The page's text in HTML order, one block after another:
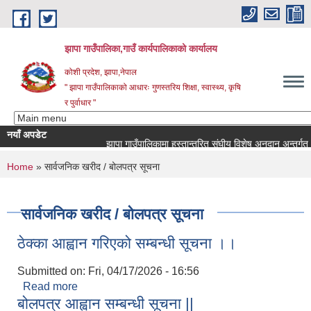
Skip to main content
झापा गाउँपालिका,गाउँ कार्यपालिकाको कार्यालय
कोशी प्रदेश, झापा,नेपाल
" झापा गाउँपालिकाको आधारः गुणस्तरिय शिक्षा, स्वास्थ्य, कृषि
र पुर्वाधार "
नयाँ अपडेट
You are here
Home » सार्वजनिक खरीद / बोलपत्र सूचना
सार्वजनिक खरीद / बोलपत्र सूचना
ठेक्का आह्वान गरिएको सम्बन्धी सूचना ।।
Submitted on: Fri, 04/17/2026 - 16:56
Read more
बोलपत्र आह्वान सम्बन्धी सूचना ||